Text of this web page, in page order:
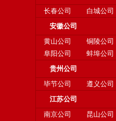
长春公司 白城公司
安徽公司
黄山公司 铜陵公司
阜阳公司
蚌埠公司
贵州公司
毕节公司 遵义公司
江苏公司
南京公司 昆山公司